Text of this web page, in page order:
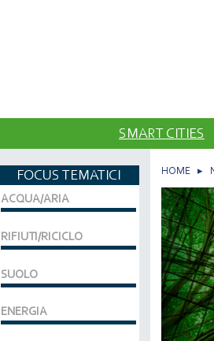
SMART CITIES
HOME ▸
FOCUS TEMATICI
ACQUA/ARIA
RIFIUTI/RICICLO
SUOLO
ENERGIA